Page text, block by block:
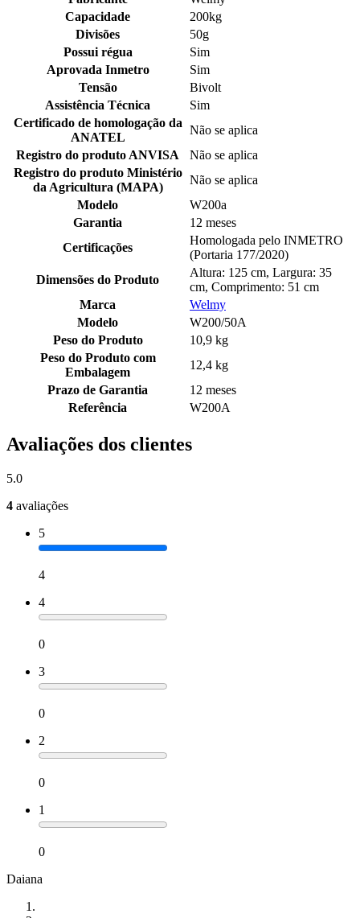
Capacidade
200kg
Divisões
50g
Possui régua
Sim
Aprovada Inmetro
Sim
Tensão
Bivolt
Assistência Técnica
Sim
Certificado de homologação da
ANATEL
Não se aplica
Registro do produto ANVISA
Não se aplica
Registro do produto Ministério
da Agricultura (MAPA)
Não se aplica
Modelo
W200a
Garantia
12 meses
Certificações
Homologada pelo INMETRO
(Portaria 177/2020)
Dimensões do Produto
Altura: 125 cm, Largura: 35
cm, Comprimento: 51 cm
Marca
Welmy
Modelo
W200/50A
Peso do Produto
10,9 kg
Peso do Produto com
Embalagem
12,4 kg
Prazo de Garantia
12 meses
Referência
W200A
Avaliações dos clientes
5.0
4 avaliações
5
4
4
0
3
0
2
0
1
0
Daiana